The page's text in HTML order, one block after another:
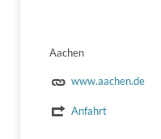
Aachen
www.aachen.de
Anfahrt